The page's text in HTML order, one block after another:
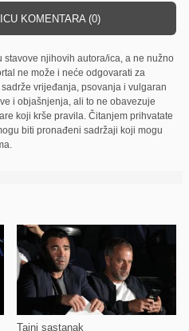
KOMENTARA (0)
stavove njihovih autora/ica, a ne nužno
ne može i neće odgovarati za
vrijeđanja, psovanja i vulgaran
i objašnjenja, ali to ne obavezuje
koji krše pravila. Čitanjem prihvatate
biti pronađeni sadržaji koji mogu
Tajni sastanak